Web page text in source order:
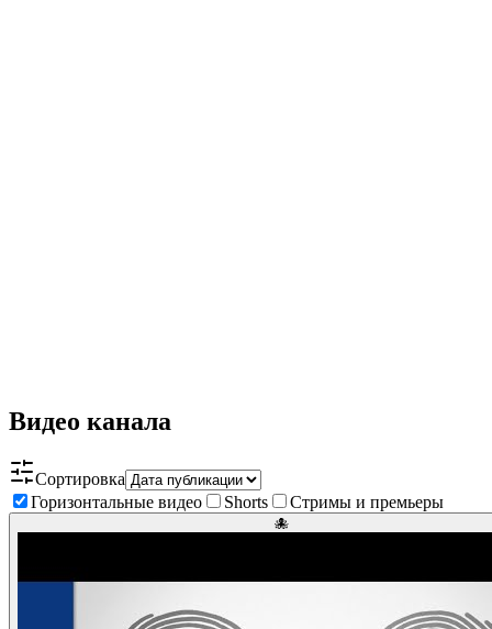
Видео канала
Сортировка
Горизонтальные видео
Shorts Стримы и премьеры
🐙